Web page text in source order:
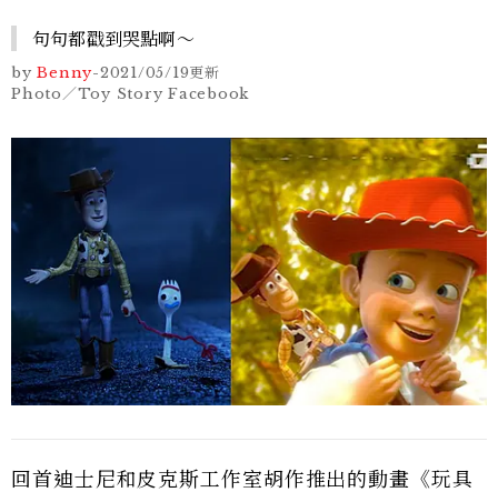
句句都戳到哭點啊～
by Benny-2021/05/19更新
Photo／Toy Story Facebook
回首迪士尼和皮克斯工作室胡作推出的動畫《玩具